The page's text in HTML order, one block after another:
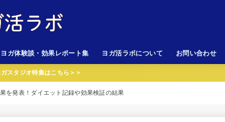
ヨガ体験談・効果レポート集
（ラバ）
（カルド）
ヨガ活ラボについて お問い合わせ
スタジオ特集はこちら＞＞
を発表！ダイエット記録や効果検証の結果